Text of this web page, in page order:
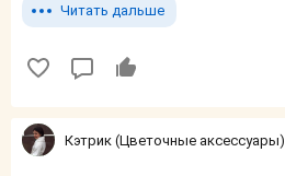
Читать дальше
Кэтрик (Цветочные аксессуары)